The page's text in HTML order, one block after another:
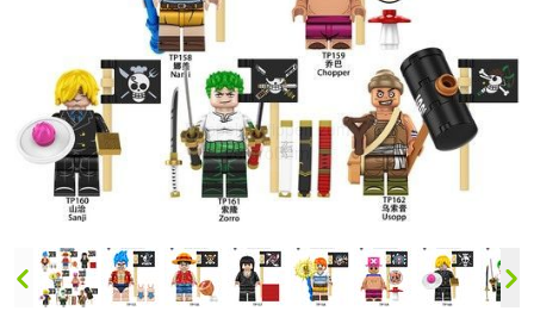
Doppelt antippen zum
vergrößern